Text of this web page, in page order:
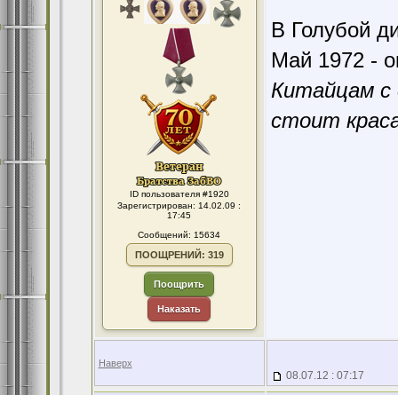
ID пользователя #1920
Зарегистрирован: 14.02.09 :
17:45
Сообщений: 15634
ПООЩРЕНИЙ: 319
Поощрить
Наказать
В Голубой
Май 1972 -
Китайцам с
стоит
Наверх
08.07.12 : 07:17